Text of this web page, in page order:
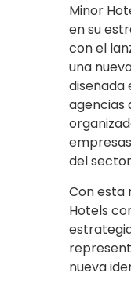
Minor
en su
con el
una
agencias
del
Con esta
Hotels
nueva